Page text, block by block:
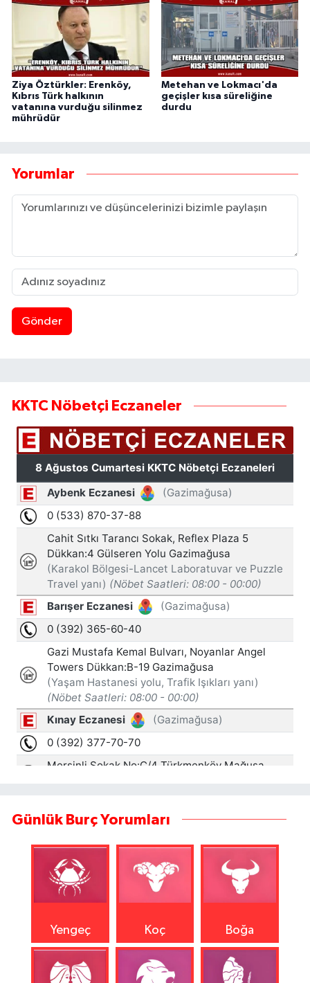
Ziya Öztürkler: Erenköy,
Kıbrıs Türk halkının
vatanına vurduğu silinmez
mührüdür
Metehan ve Lokmacı'da
geçişler kısa süreliğine
durdu
Yorumlar
Gönder
KKTC Nöbetçi Eczaneler
Günlük Burç Yorumları
Yengeç Koç Boğa